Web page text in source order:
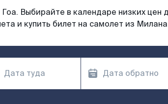
Выбирайте в календаре низких цен
и купить билет на самолет из